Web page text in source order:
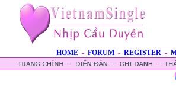
HOME - FORUM - REGISTER -